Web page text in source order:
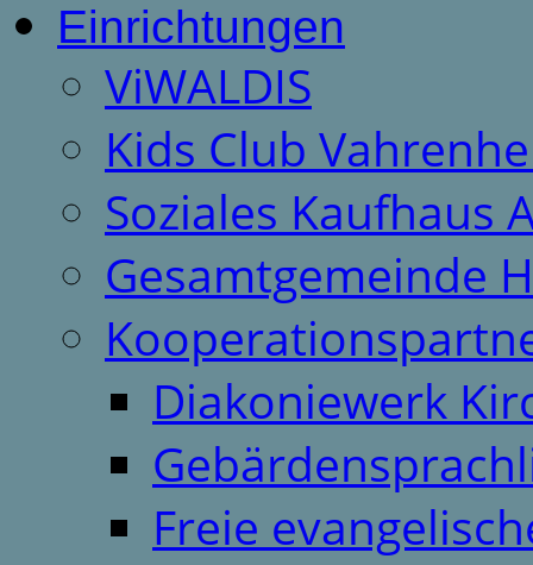
Einrichtungen
ViWALDIS
Kids Club
Soziales Kaufhaus
Gesamtgemeinde
Diakoniewerk
Freie